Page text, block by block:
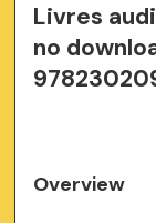
Livres
no
Overview